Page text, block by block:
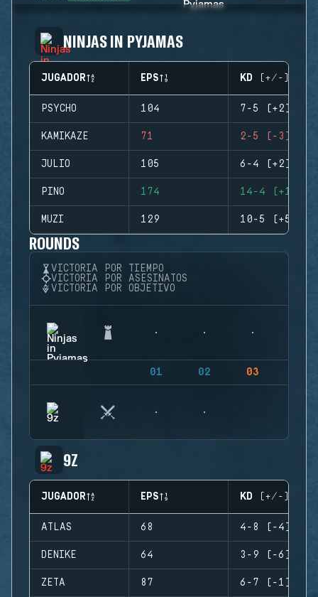
NINJAS IN PYJAMAS
JUGADOR EPS KD (+/-)
PSYCHO 104 7-5 (+2)
KAMIKAZE 71 2-5 (-3)
JULIO 105 6-4 (+2)
PINO 174 14-4 (+10)
MUZI 129 10-5 (+5)
ROUNDS
VICTORIA POR TIEMPO
VICTORIA POR ASESINATOS
VICTORIA POR OBJETIVO
01 02 03
9Z
JUGADOR EPS KD (+/-)
ATLAS 68 4-8 (-4)
DENIKE 64 3-9 (-6)
ZETA 87 6-7 (-1)